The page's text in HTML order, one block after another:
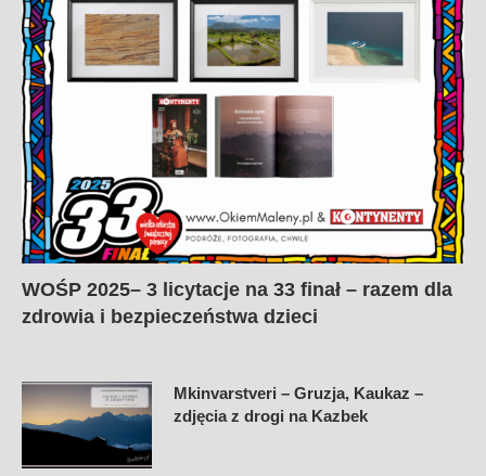
WOŚP 2025– 3 licytacje na 33 finał – razem dla
zdrowia i bezpieczeństwa dzieci
Mkinvarstveri – Gruzja, Kaukaz –
zdjęcia z drogi na Kazbek